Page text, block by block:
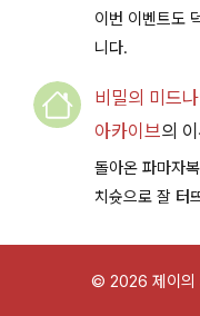
이번 이벤트도
니다.
비밀의 미드
아카이브의
돌아온 파마자
치슛으로 잘 터
© 2026 제이의